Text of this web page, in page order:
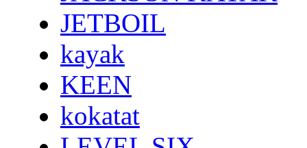
JETBOIL
kayak
KEEN
kokatat